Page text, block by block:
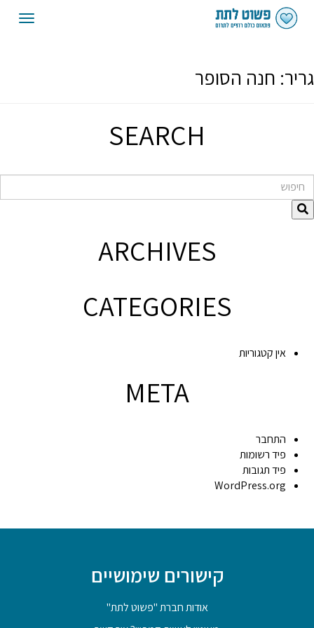
גריר: חנה הסופר
SEARCH
חיפוש
ARCHIVES
CATEGORIES
אין קטגוריות
META
התחבר
פיד רשומות
פיד תגובות
WordPress.org
קישורים שימושיים
אודות חברת "פשוט לתת"